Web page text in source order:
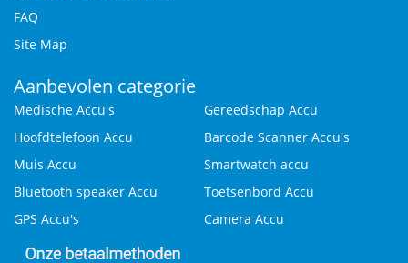
FAQ
Site Map
Aanbevolen categorie
Medische Accu's
Gereedschap Accu
Hoofdtelefoon Accu
Barcode Scanner Accu's
Muis Accu
Smartwatch accu
Bluetooth speaker Accu
Toetsenbord Accu
GPS Accu's
Camera Accu